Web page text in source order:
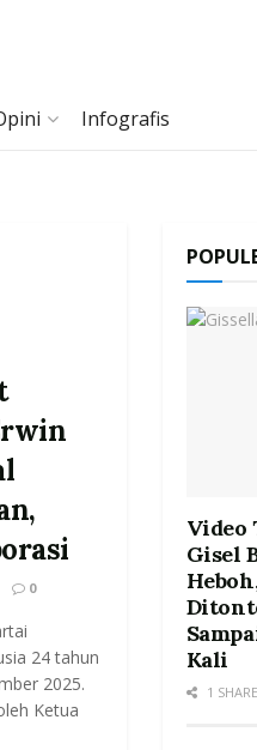
Infografis
0
24 tahun
2025.
Ketua
Video
Gisel
Kali
1